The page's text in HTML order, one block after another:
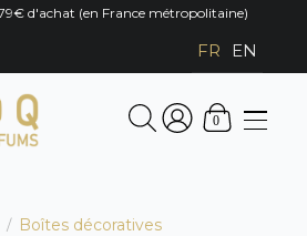
d'achat (en France métropolitaine)
FR EN
0
/ Boîtes décoratives